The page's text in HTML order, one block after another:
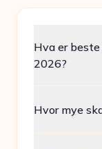
Hva er
2026?
Hvor mye